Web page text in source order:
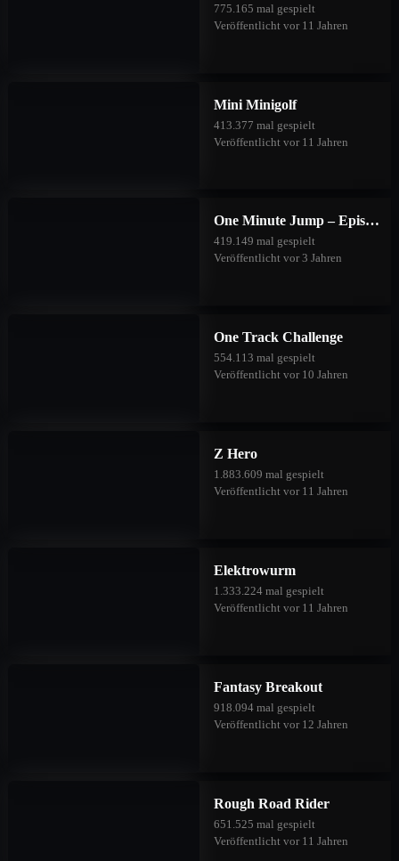
775.165 mal gespielt
Veröffentlicht vor 11 Jahren
Mini Minigolf
413.377 mal gespielt
Veröffentlicht vor 11 Jahren
One Minute Jump – Episode Two
419.149 mal gespielt
Veröffentlicht vor 3 Jahren
One Track Challenge
554.113 mal gespielt
Veröffentlicht vor 10 Jahren
Z Hero
1.883.609 mal gespielt
Veröffentlicht vor 11 Jahren
Elektrowurm
1.333.224 mal gespielt
Veröffentlicht vor 11 Jahren
Fantasy Breakout
918.094 mal gespielt
Veröffentlicht vor 12 Jahren
Rough Road Rider
651.525 mal gespielt
Veröffentlicht vor 11 Jahren